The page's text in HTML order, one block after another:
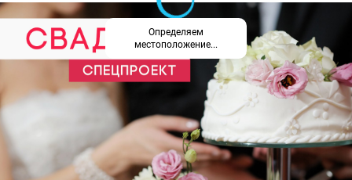
Определяем
местоположение...